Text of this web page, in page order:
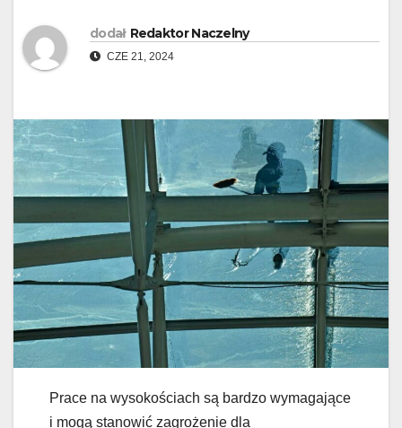
dodał Redaktor Naczelny
CZE 21, 2024
Prace na wysokościach są bardzo wymagające
i mogą stanowić zagrożenie dla